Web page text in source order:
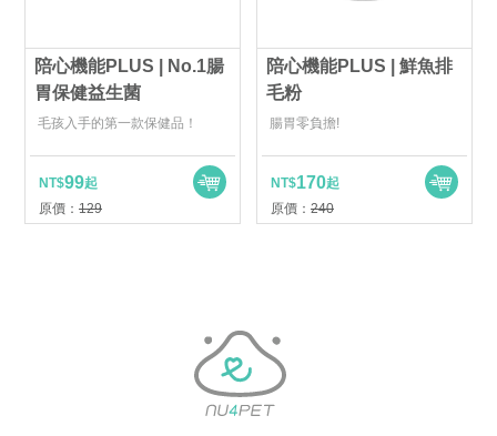
陪心機能PLUS | No.1腸
胃保健益生菌
毛孩入手的第一款保健品！
NT$99起
原價： 129
陪心機能PLUS | 鮮魚排
毛粉
腸胃零負擔!
NT$170起
原價： 240